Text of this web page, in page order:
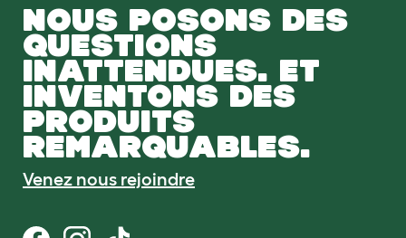
NOUS POSONS DES
QUESTIONS
INATTENDUES. ET
INVENTONS DES
PRODUITS
REMARQUABLES.
Venez nous rejoindre